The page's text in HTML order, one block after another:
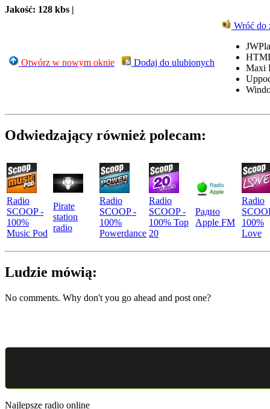
Jakość: 128 kbs |
Otwórz w nowym oknie Dodaj do ulubionych
Wróć do
Maxi
Odwiedzający również polecam:
Radio
SCOOP -
100%
Music Pod
Pirate
station
radio
Radio
SCOOP -
100%
Powerdance
Radio
SCOOP -
100% Top
20
Радио
Apple FM
Radio
100%
Love
Ludzie mówią:
No comments. Why don't you go ahead and post one?
Najlepsze radio online